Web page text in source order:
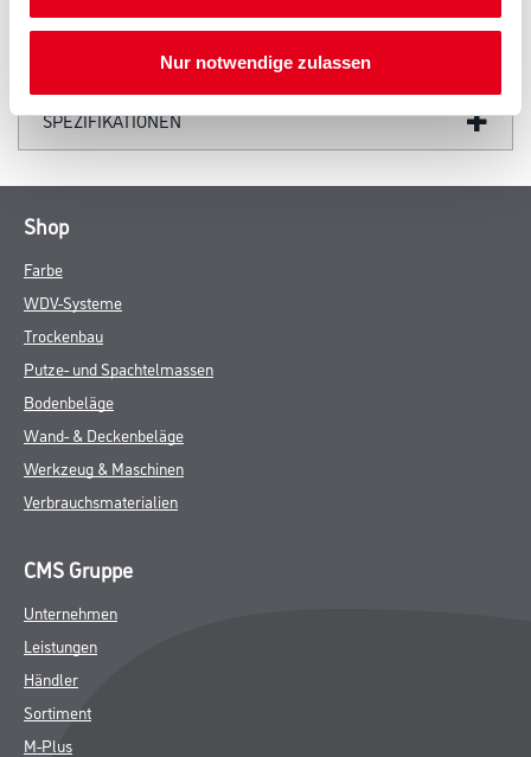
Nur notwendige zulassen
GEFAHRENHINWEISE
SPEZIFIKATIONEN
Shop
Farbe
WDV-Systeme
Trockenbau
Putze- und Spachtelmassen
Bodenbeläge
Wand- & Deckenbeläge
Werkzeug & Maschinen
Verbrauchsmaterialien
CMS Gruppe
Unternehmen
Leistungen
Händler
Sortiment
M-Plus